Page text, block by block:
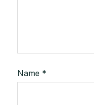
Name *